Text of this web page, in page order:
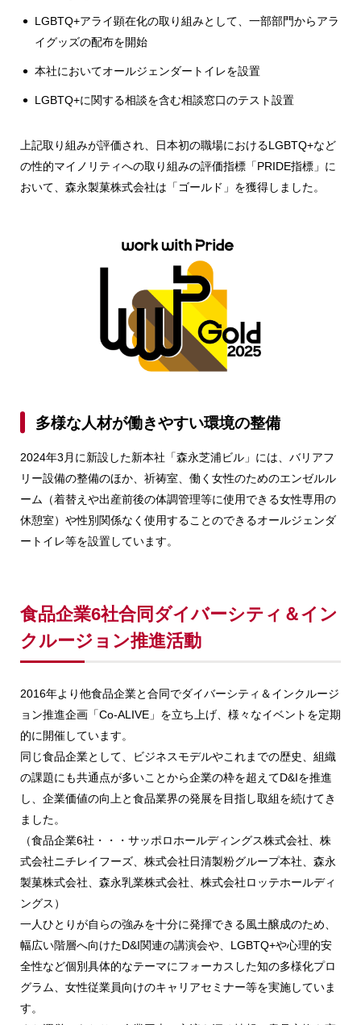
LGBTQ+アライ顕在化の取り組みとして、一部部門からアラ
イグッズの配布を開始
本社においてオールジェンダートイレを設置
LGBTQ+に関する相談を含む相談窓口のテスト設置
上記取り組みが評価され、日本初の職場におけるLGBTQ+など
の性的マイノリティへの取り組みの評価指標「PRIDE指標」に
おいて、森永製菓株式会社は「ゴールド」を獲得しました。
多様な人材が働きやすい環境の整備
2024年3月に新設した新本社「森永芝浦ビル」には、バリアフ
リー設備の整備のほか、祈祷室、働く女性のためのエンゼルル
ーム（着替えや出産前後の体調管理等に使用できる女性専用の
休憩室）や性別関係なく使用することのできるオールジェンダ
ートイレ等を設置しています。
食品企業6社合同ダイバーシティ＆イン
クルージョン推進活動
2016年より他食品企業と合同でダイバーシティ＆インクルージ
ョン推進企画「Co-ALIVE」を立ち上げ、様々なイベントを定期
的に開催しています。
同じ食品企業として、ビジネスモデルやこれまでの歴史、組織
の課題にも共通点が多いことから企業の枠を超えてD&Iを推進
し、企業価値の向上と食品業界の発展を目指し取組を続けてき
ました。
（食品企業6社・・・サッポロホールディングス株式会社、株
式会社ニチレイフーズ、株式会社日清製粉グループ本社、森永
製菓株式会社、森永乳業株式会社、株式会社ロッテホールディ
ングス）
一人ひとりが自らの強みを十分に発揮できる風土醸成のため、
幅広い階層へ向けたD&I関連の講演会や、LGBTQ+や心理的安
全性など個別具体的なテーマにフォーカスした知の多様化プロ
グラム、女性従業員向けのキャリアセミナー等を実施していま
す。